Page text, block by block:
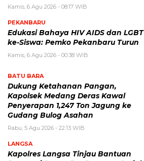
Kamis, 6 Agu 2026 - 08:17 WIB
PEKANBARU
Edukasi Bahaya HIV AIDS dan LGBT
ke-Siswa: Pemko Pekanbaru Turun
Kamis, 6 Agu 2026 - 00:38 WIB
BATU BARA
Dukung Ketahanan Pangan,
Kapolsek Medang Deras Kawal
Penyerapan 1,247 Ton Jagung ke
Gudang Bulog Asahan
Rabu, 5 Agu 2026 - 22:13 WIB
LANGSA
Kapolres Langsa Tinjau Bantuan